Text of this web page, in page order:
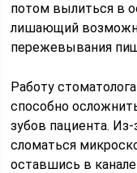
потом вылиться в
лишающий
пережевывания
Работу
способно
зубов пациента.
сломаться
оставшись в